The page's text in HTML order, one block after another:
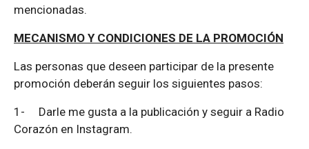
mencionadas.
MECANISMO Y CONDICIONES DE LA PROMOCIÓN
Las personas que deseen participar de la presente
promoción deberán seguir los siguientes pasos:
1- Darle me gusta a la publicación y seguir a Radio
Corazón en Instagram.